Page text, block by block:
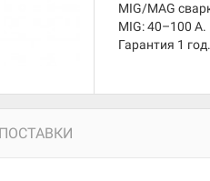
MIG/MAG
MIG: 40–100
Гарантия 1